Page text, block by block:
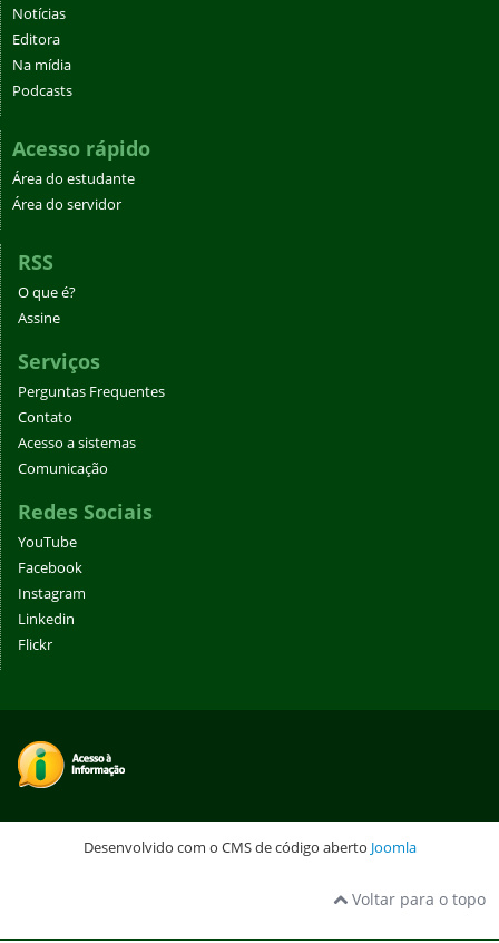
Notícias
Editora
Na mídia
Podcasts
Acesso rápido
Área do estudante
Área do servidor
RSS
O que é?
Assine
Serviços
Perguntas Frequentes
Contato
Acesso a sistemas
Comunicação
Redes Sociais
YouTube
Facebook
Instagram
Linkedin
Flickr
Desenvolvido com o CMS de código aberto Joomla
Voltar para o topo